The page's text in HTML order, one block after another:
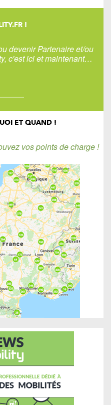
!
devenir Partenaire et/ou
c'est ici et maintenant…
ET QUAND !
vos points de charge !